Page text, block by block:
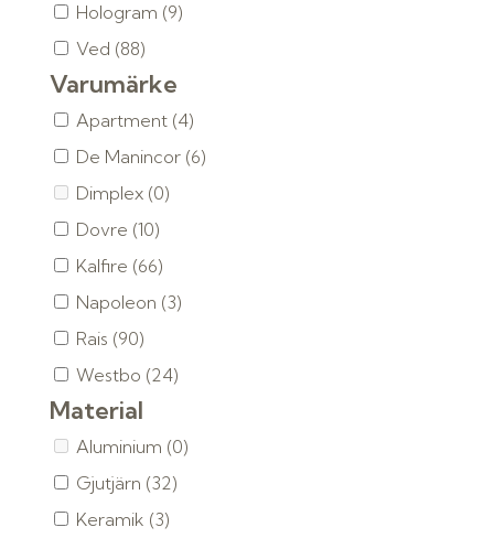
Hologram (9)
Ved (88)
Varumärke
Apartment (4)
De Manincor (6)
Dimplex (0)
Dovre (10)
Kalfire (66)
Napoleon (3)
Rais (90)
Westbo (24)
Material
Aluminium (0)
Gjutjärn (32)
Keramik (3)